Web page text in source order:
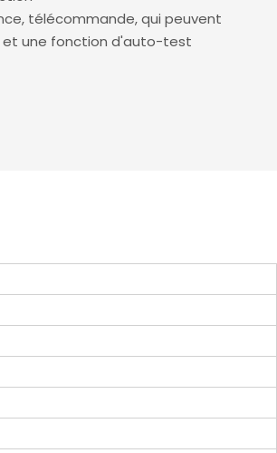
télécommande, qui peuvent
et une fonction d'auto-test